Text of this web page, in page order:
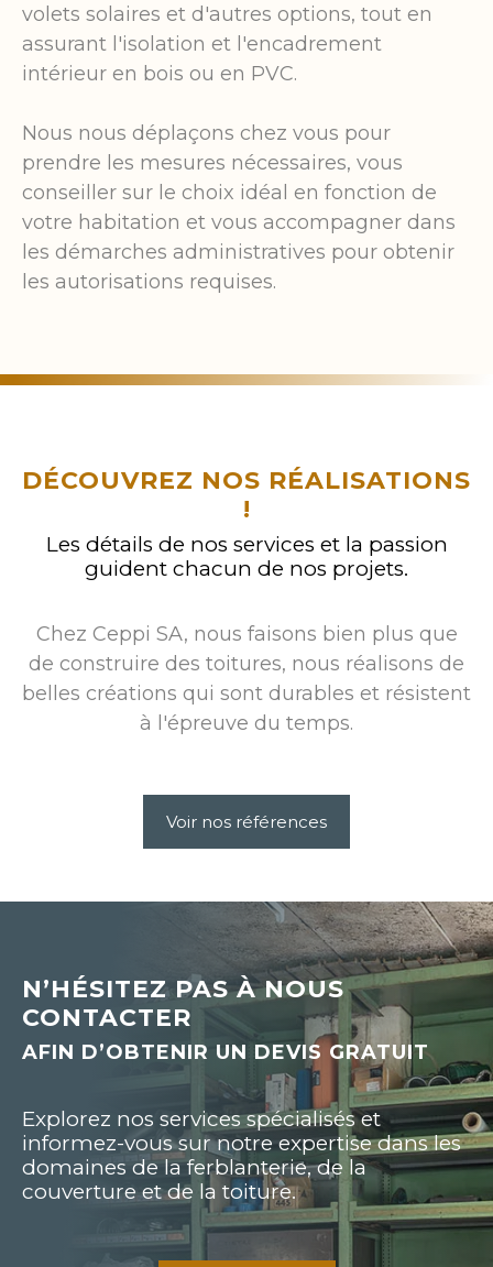
volets solaires et d'autres options, tout en
assurant l'isolation et l'encadrement
intérieur en bois ou en PVC.
Nous nous déplaçons chez vous pour
prendre les mesures nécessaires, vous
conseiller sur le choix idéal en fonction de
votre habitation et vous accompagner dans
les démarches administratives pour obtenir
les autorisations requises.
DÉCOUVREZ NOS RÉALISATIONS
!
Les détails de nos services et la passion
guident chacun de nos projets.
Chez Ceppi SA, nous faisons bien plus que
de construire des toitures, nous réalisons de
belles créations qui sont durables et résistent
à l'épreuve du temps.
Voir nos références
N’HÉSITEZ PAS À NOUS
CONTACTER
AFIN D’OBTENIR UN DEVIS GRATUIT
Explorez nos services spécialisés et
informez-vous sur notre expertise dans les
domaines de la ferblanterie, de la
couverture et de la toiture.